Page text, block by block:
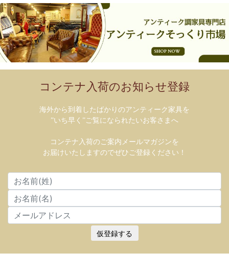
コンテナ入荷のお知らせ登録
海外から到着したばかりのアンティーク家具を
”いち早く”ご覧になられたいお客さまへ
コンテナ入荷のご案内メールマガジンを
お届けいたしますのでぜひご登録ください！
仮登録する